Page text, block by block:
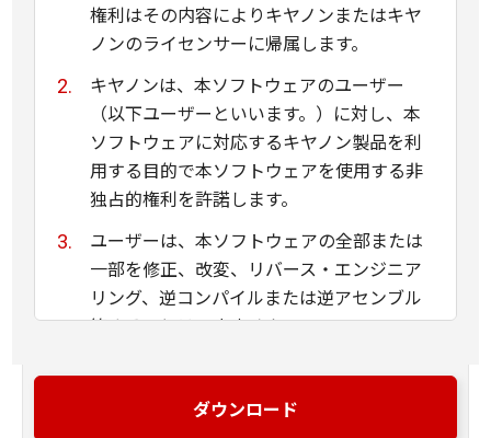
権利はその内容によりキヤノンまたはキヤ
ノンのライセンサーに帰属します。
キヤノンは、本ソフトウェアのユーザー
（以下ユーザーといいます。）に対し、本
ソフトウェアに対応するキヤノン製品を利
用する目的で本ソフトウェアを使用する非
独占的権利を許諾します。
ユーザーは、本ソフトウェアの全部または
一部を修正、改変、リバース・エンジニア
リング、逆コンパイルまたは逆アセンブル
等することはできません。
ン株式会社およびキヤノンのライセンサー
は、本ソフトウェアがユーザーの特定の目
ダウンロード